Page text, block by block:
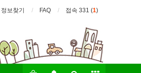
정보찾기 FAQ 접속 331 (1)